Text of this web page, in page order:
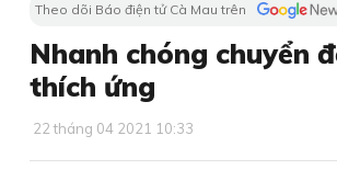
Theo dõi Báo điện tử Cà Mau trên
Nhanh chóng chuyển
thích ứng
22 tháng 04 2021 10:33